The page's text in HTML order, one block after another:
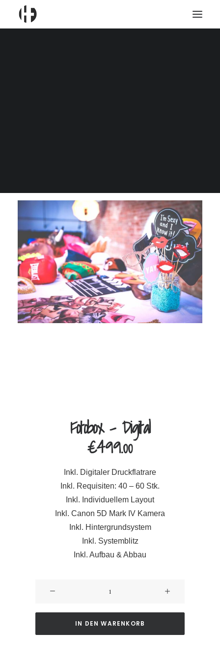
DJ Marvin
Fotobox - Digital
€499.00
Inkl. Digitaler Druckflatrare
Inkl. Requisiten: 40 – 60 Stk.
Inkl. Individuellem Layout
Inkl. Canon 5D Mark IV Kamera
Inkl. Hintergrundsystem
Inkl. Systemblitz
Inkl. Aufbau & Abbau
Digital
Menge
IN DEN WARENKORB